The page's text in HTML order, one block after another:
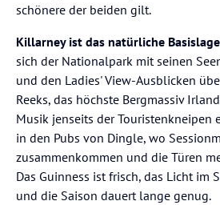
schönere der beiden gilt.
Killarney ist das natürliche
sich der Nationalpark mit seinen
und den Ladies' View-Ausblicken
Reeks, das höchste Bergmassiv
Musik jenseits der
in den Pubs von Dingle, wo
zusammenkommen und die Türen
Das Guinness ist frisch, das Licht im
und die Saison dauert lange genug.